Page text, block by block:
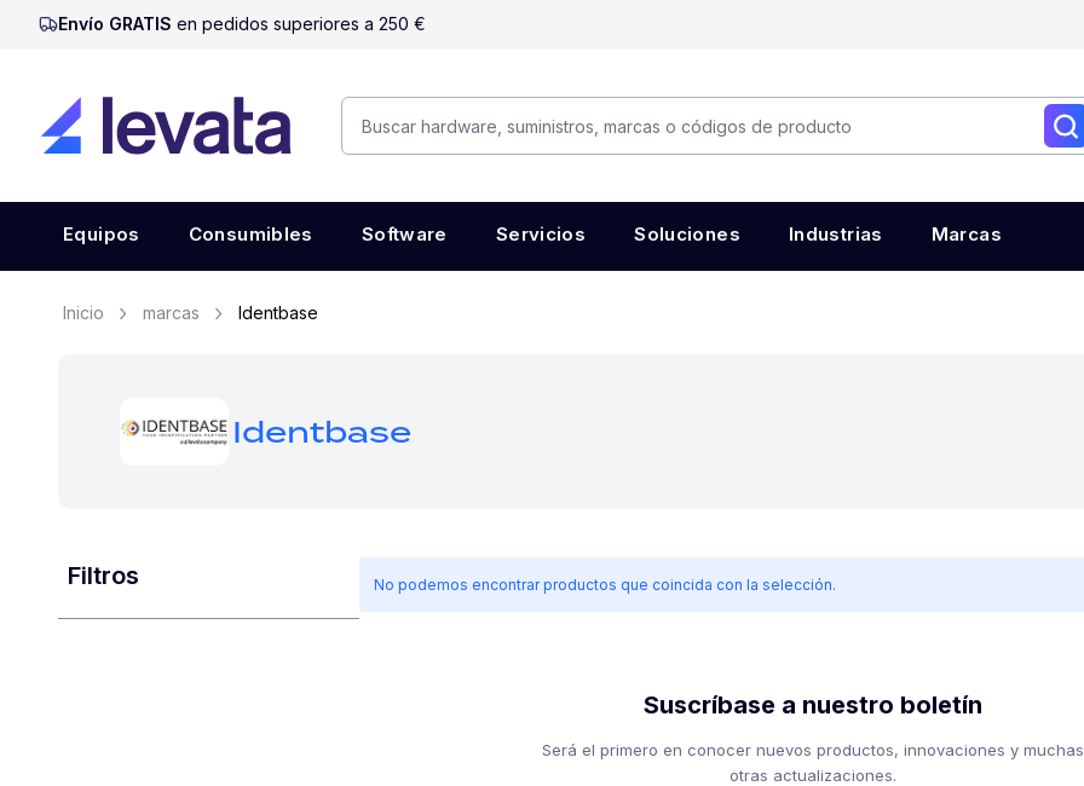
Envío GRATIS en pedidos superiores a 250 €
Equipos Consumibles Software Servicios Soluciones Industrias Marcas
Inicio marcas Identbase
Identbase
Filtros No podemos encontrar productos que coincida con la selección.
Suscríbase a nuestro boletín
Será el primero en conocer nuevos productos, innovaciones y muchas
otras actualizaciones.